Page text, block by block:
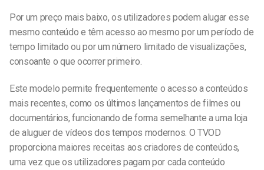
Por um preço mais baixo, os utilizadores podem alugar esse
mesmo conteúdo e têm acesso ao mesmo por um período de
tempo limitado ou por um número limitado de visualizações,
consoante o que ocorrer primeiro.
Este modelo permite frequentemente o acesso a conteúdos
mais recentes, como os últimos lançamentos de filmes ou
documentários, funcionando de forma semelhante a uma loja
de aluguer de vídeos dos tempos modernos. O TVOD
proporciona maiores receitas aos criadores de conteúdos,
uma vez que os utilizadores pagam por cada conteúdo